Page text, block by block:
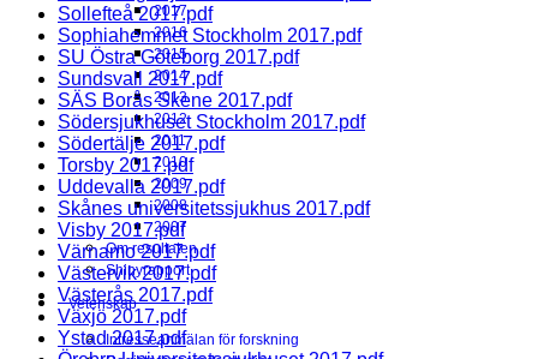
2017
2016
2015
2014
2013
2012
2011
2010
2009
2008
2007
Om resultaten
Shinyrapport
Vetenskap
Intresseanmälan för forskning
Sollefteå 2017.pdf
Sophiahemmet Stockholm 2017.pdf
SU Östra Göteborg 2017.pdf
Sundsvall 2017.pdf
SÄS Borås Skene 2017.pdf
Södersjukhuset Stockholm 2017.pdf
Södertälje 2017.pdf
Torsby 2017.pdf
Uddevalla 2017.pdf
Skånes universitetssjukhus 2017.pdf
Visby 2017.pdf
Värnamo 2017.pdf
Västervik 2017.pdf
Västerås 2017.pdf
Växjö 2017.pdf
Ystad 2017.pdf